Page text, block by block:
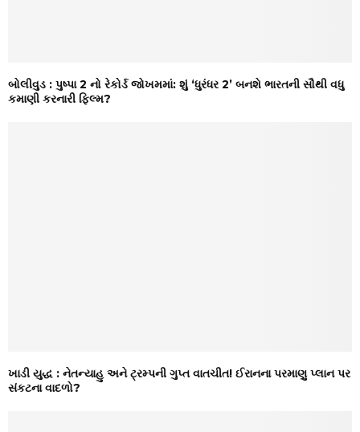
બોલીવુડ : પુષ્પા 2 નો રેકોર્ડ જોખમમાં: શું ‘ધુરંધર 2’ બનશે ભારતની સૌથી વધુ
કમાણી કરનારી ફિલ્મ?
ખાડી યુદ્ધ : નેતન્યાહુ અને ટ્રમ્પની ગુપ્ત વાતચીત! ઈરાનના પરમાણુ પ્લાન પર
સંકટના વાદળો?